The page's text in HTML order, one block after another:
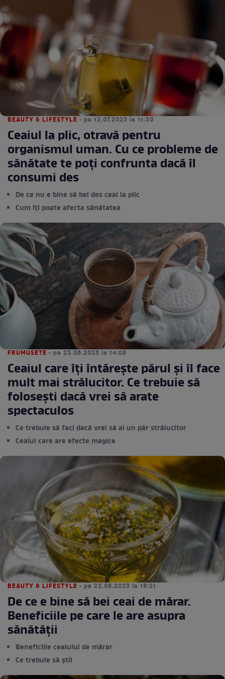
BEAUTY & LIFESTYLE • pe 12.07.2023 la 11:50
Ceaiul la plic, otravă pentru
organismul uman. Cu ce probleme de
sănătate te poți confrunta dacă îl
consumi des
De ce nu e bine să bei des ceai la plic
Cum îți poate afecta sănătatea
FRUMUSETE • pe 25.06.2023 la 14:09
Ceaiul care îți întărește părul și îl face
mult mai strălucitor. Ce trebuie să
folosești dacă vrei să arate
spectaculos
Ce trebuie să faci dacă vrei să ai un păr strălucitor
Ceaiul care are efecte magice
BEAUTY & LIFESTYLE • pe 22.06.2023 la 18:21
De ce e bine să bei ceai de mărar.
Beneficiile pe care le are asupra
sănătății
Beneficiile ceaiului de mărar
Ce trebuie să știi